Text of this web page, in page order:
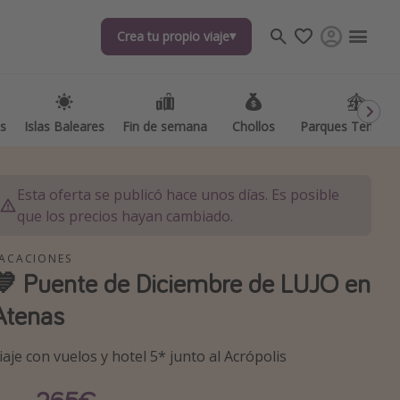
Crea tu propio viaje
Islas Baleares Fin de semana Chollos Parques
Crea tu propio viaje
Islas Baleares Fin de semana Chollos Parques
destinos
Esta oferta se publicó hace unos días. Es posible
que los precios hayan cambiado.
Puente de Diciembre de LUJO en
con vuelos y hotel 5* junto al Acrópolis